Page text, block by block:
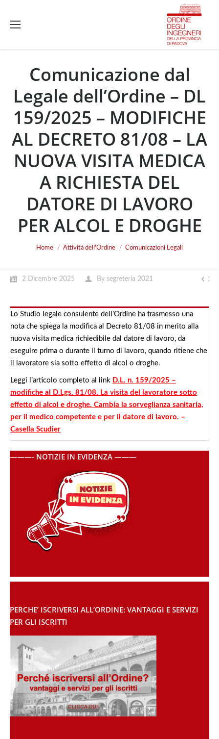
Comunicazione dal
Legale dell’Ordine – DL
159/2025 – MODIFICHE
AL DECRETO 81/08 – LA
NUOVA VISITA MEDICA
A RICHIESTA DEL
DATORE DI LAVORO
PER ALCOL E DROGHE
You are here:
Home Attività dell'Ordine Comunicazioni Legali
2 Dicembre 2025 By segreteria 2021
Lo Studio legale consulente dell’Ordine ha trasmesso una
nota che spiega la modifica al Decreto 81/08 in merito alla
nuova visita medica richiedibile dal datore di lavoro, da
eseguire prima o durante il turno di lavoro, quando ritiene che
il lavoratore sia sotto effetto di alcol o droghe.
Leggi l’articolo completo al link D.L. n. 159/2025 –
modifiche al D.Lgs. 81/08. La visita del lavoratore sotto
effetto di alcol e droghe. Cambia la sorveglianza sanitaria,
per il medico competente e per il datore di lavoro. –
Casella Scudier
———- NOTIZIE IN EVIDENZA ———
PERCHE’ ISCRIVERSI ALL’ORDINE: VANTAGGI E SERVIZI
PER GLI ISCRITTI